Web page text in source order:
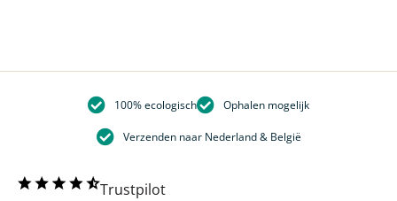
100% ecologisch Ophalen mogelijk
Verzenden naar Nederland & België
Trustpilot